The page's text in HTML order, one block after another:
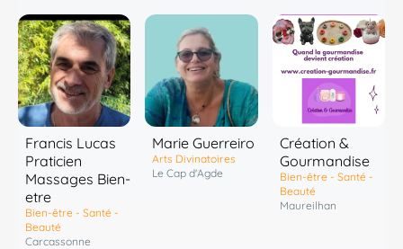
Francis Lucas
Praticien
Massages Bien-
etre
Bien-être - Santé -
Beauté
Carcassonne
Marie Guerreiro
Arts Divinatoires
Le Cap d'Agde
Création &
Gourmandise
Bien-être - Santé -
Beauté
Maureilhan